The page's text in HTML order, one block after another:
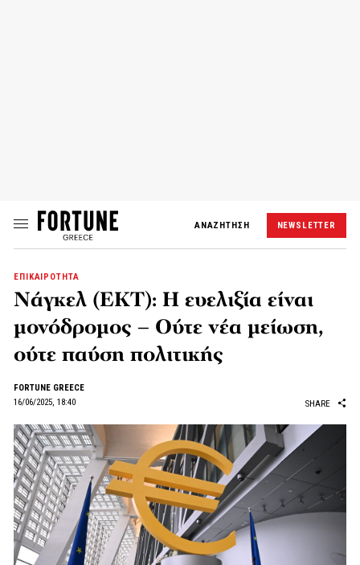
ΑΝΑΖΗΤΗΣΗ NEWSLETTER
ΕΠΙΚΑΙΡΟΤΗΤΑ
Νάγκελ (ΕΚΤ): Η ευελιξία είναι
μονόδρομος – Ούτε νέα μείωση,
ούτε παύση πολιτικής
FORTUNE GREECE
16/06/2025, 18:40
SHARE